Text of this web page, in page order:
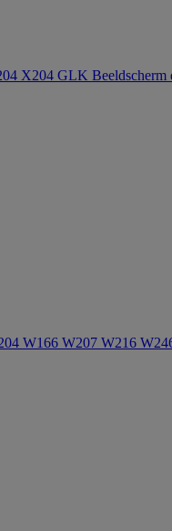
X204 GLK Beeldscherm
W166 W207 W216